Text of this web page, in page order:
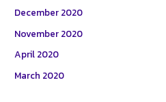
December 2020
November 2020
April 2020
March 2020